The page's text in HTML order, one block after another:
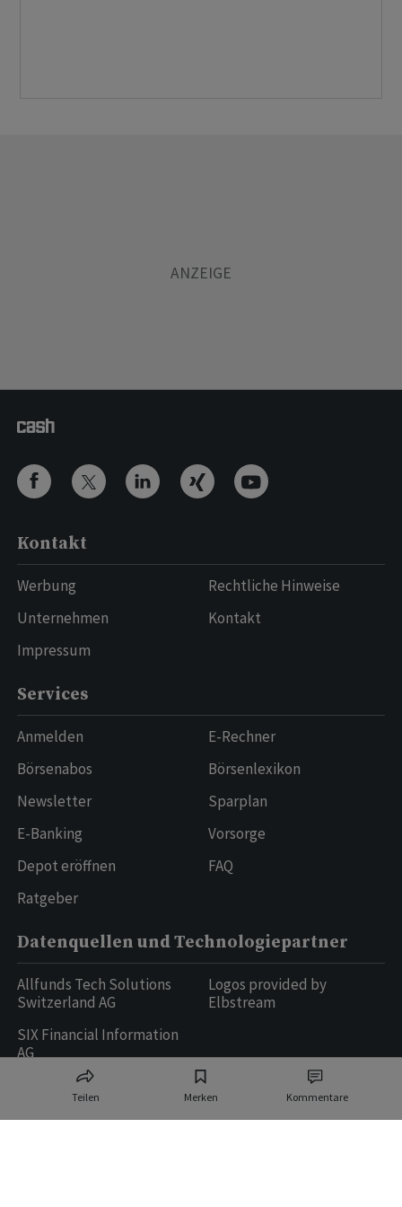
Teilen Merken Kommentare
Kontakt
Werbung
Unternehmen
Impressum
Rechtliche Hinweise
Kontakt
Services
Anmelden
Börsenabos
Newsletter
E-Banking
Depot eröffnen
Ratgeber
E-Rechner
Börsenlexikon
Sparplan
Vorsorge
FAQ
Datenquellen und Technologiepartner
Allfunds Tech Solutions
Switzerland AG
SIX Financial Information
AG
Logos provided by
Elbstream
Ringier AG | Ringier Medien Schweiz